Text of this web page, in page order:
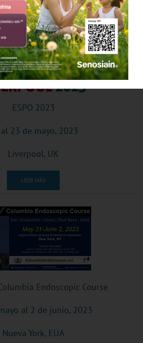
ESPO 2023
23 de mayo, 2023
Liverpool, UK
LEER MÁS
Endoscopic Course
al 2 de junio, 2023
Nueva York, EUA